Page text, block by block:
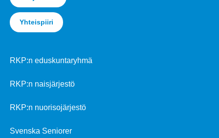
Yhteispiiri
RKP:n eduskuntaryhmä
RKP:n naisjärjestö
RKP:n nuorisojärjestö
Svenska Seniorer